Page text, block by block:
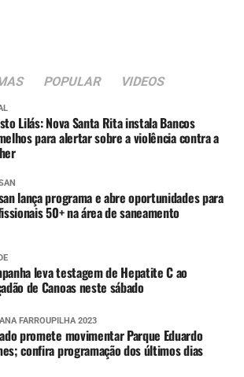
POPULAR VIDEOS
Lilás: Nova Santa Rita instala Bancos
para alertar sobre a violência contra a
lança programa e abre oportunidades para
50+ na área de saneamento
leva testagem de Hepatite C ao
de Canoas neste sábado
FARROUPILHA 2023
promete movimentar Parque Eduardo
confira programação dos últimos dias